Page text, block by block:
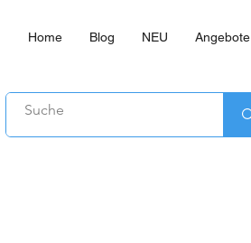
Home Blog NEU Angebote